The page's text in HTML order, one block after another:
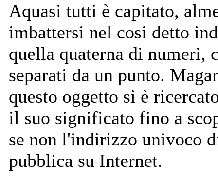
Aquasi tutti è capitato,
imbattersi nel cosi detto
quella quaterna di numeri,
separati da un punto.
questo oggetto si è
il suo significato fino a
se non l'indirizzo univoco
pubblica su Internet.